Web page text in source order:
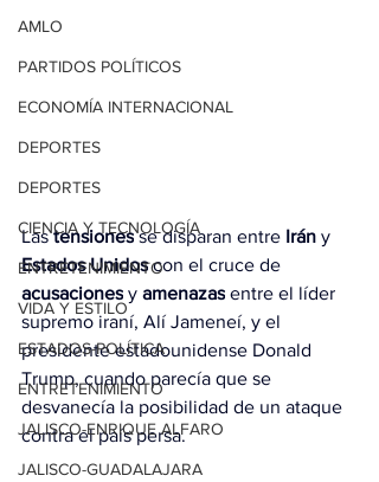
AMLO
PARTIDOS POLÍTICOS
ECONOMÍA INTERNACIONAL
DEPORTES
DEPORTES
CIENCIA Y TECNOLOGÍA
ENTRETENIMIENTO
VIDA Y ESTILO
ESTADOS-POLÍTICA
ENTRETENIMIENTO
JALISCO-ENRIQUE ALFARO
JALISCO-GUADALAJARA
Las tensiones se disparan entre Irán y
Estados Unidos con el cruce de
acusaciones y amenazas entre el líder
supremo iraní, Alí Jameneí, y el
presidente estadounidense Donald
Trump, cuando parecía que se
desvanecía la posibilidad de un ataque
contra el país persa.